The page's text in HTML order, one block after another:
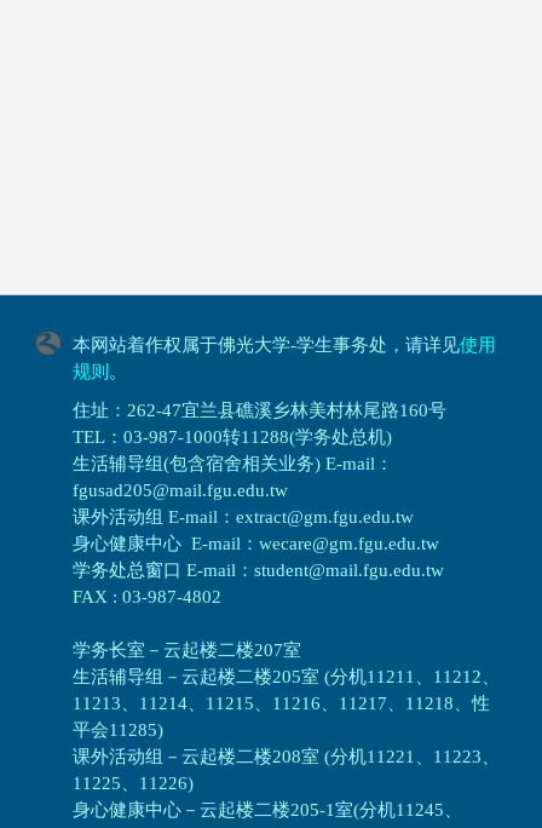
本网站着作权属于佛光大学-学生事务处，请详见使用
规则 。
住址：262-47宜兰县礁溪乡林美村林尾路160号
TEL：03-987-1000转11288(学务处总机)
生活辅导组(包含宿舍相关业务) E-mail：
fgusad205@mail.fgu.edu.tw
课外活动组 E-mail：extract@gm.fgu.edu.tw
身心健康中心 E-mail：wecare@gm.fgu.edu.tw
学务处总窗口 E-mail：student@mail.fgu.edu.tw
FAX : 03-987-4802
学务长室－云起楼二楼207室
生活辅导组 － 云起楼二楼205室 (分机11211、11212、
11213、11214、11215、11216、11217、11218、性
平会11285)
课外活动组 － 云起楼二楼208室 (分机11221、11223、
11225、11226)
身心健康中心 － 云起楼二楼205-1室(分机11245、